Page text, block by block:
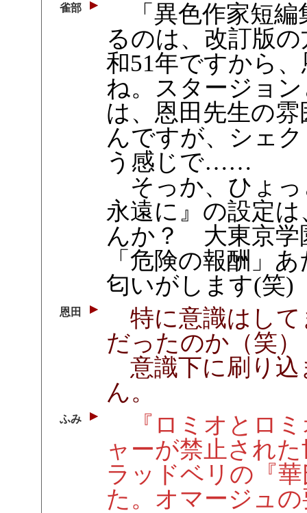
雀部
「異色作家短編
るのは、改訂版
和51年ですから
ね。スタージョ
は、恩田先生の
んですが、シェ
う感じで……
そっか、ひょっ
永遠に』の設定
んか？ 大東京学
「危険の報酬」
匂いがします(笑)
恩田
特に意識はして
だったのか（笑）
意識下に刷り込
ん。
ふみ
『ロミオとロミ
ャーが禁止され
ラッドベリの『
た。オマージュ